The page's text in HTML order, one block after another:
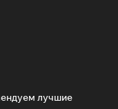
лучшие